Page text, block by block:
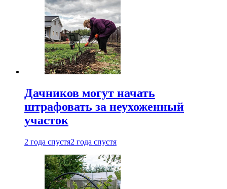
Дачников могут начать
штрафовать за неухоженный
участок
2 года спустя2 года спустя